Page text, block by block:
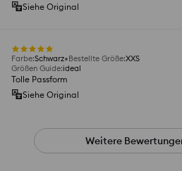
Siehe Original
Farbe:Schwarz Bestellte Größe:XXS
Größen Guide:ideal
Tolle Passform
Siehe Original
Weitere